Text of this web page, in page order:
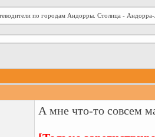
по городам Андорры. Столица -
А мне что-то совсем